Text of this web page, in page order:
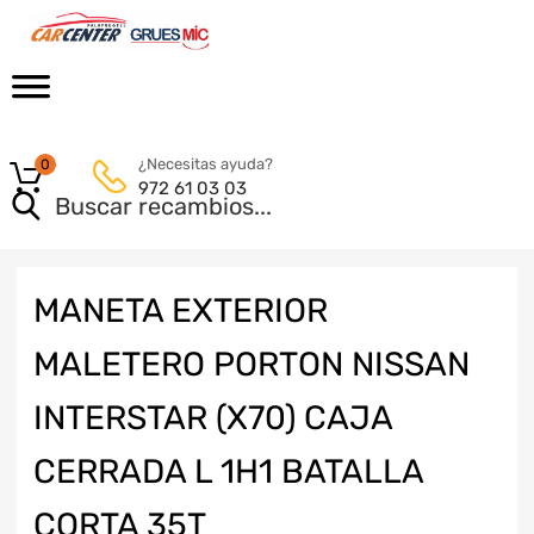
¿Necesitas ayuda?
972 61 03 03
0
MANETA EXTERIOR
MALETERO PORTON NISSAN
INTERSTAR (X70) CAJA
CERRADA L 1H1 BATALLA
CORTA 35T